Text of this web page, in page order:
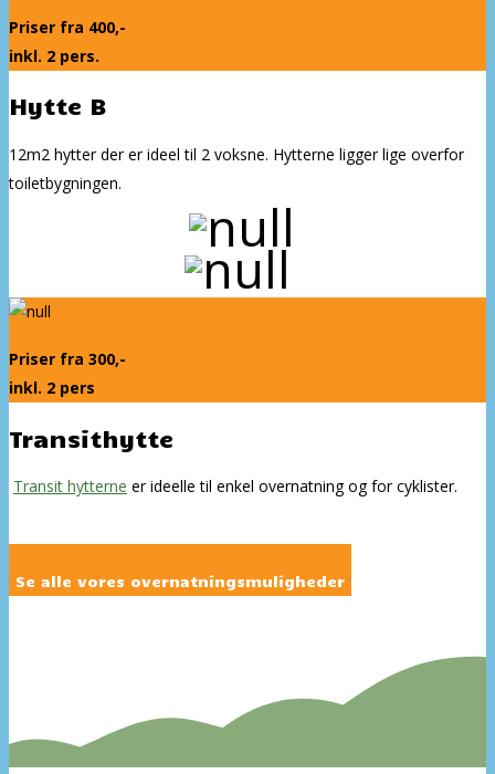
Priser fra 400,-
inkl. 2 pers.
Hytte B
12m2 hytter der er ideel til 2 voksne. Hytterne ligger lige overfor
toiletbygningen.
Priser fra 300,-
inkl. 2 pers
Transithytte
Transit hytterne er ideelle til enkel overnatning og for cyklister.
Se alle vores overnatningsmuligheder